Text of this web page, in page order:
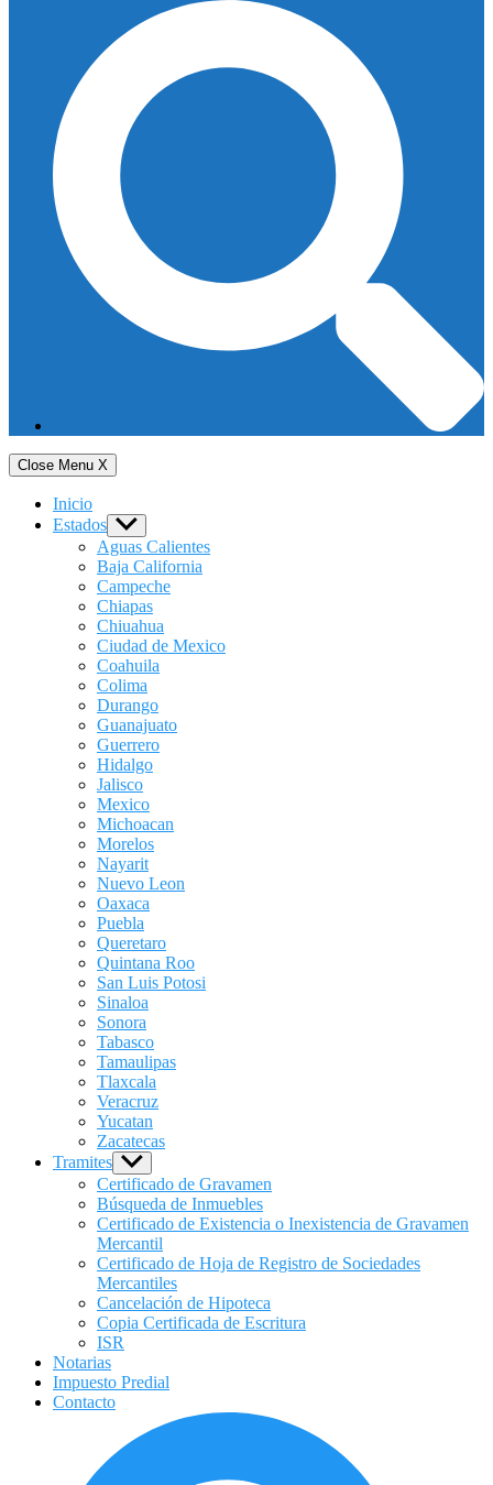
Close Menu X
Inicio
Estados Show
sub
menu
Aguas Calientes
Baja California
Campeche
Chiapas
Chiuahua
Ciudad de Mexico
Coahuila
Colima
Durango
Guanajuato
Guerrero
Hidalgo
Jalisco
Mexico
Michoacan
Morelos
Nayarit
Nuevo Leon
Oaxaca
Puebla
Queretaro
Quintana Roo
San Luis Potosi
Sinaloa
Sonora
Tabasco
Tamaulipas
Tlaxcala
Veracruz
Yucatan
Zacatecas
Tramites Show
sub
menu
Certificado de Gravamen
Búsqueda de Inmuebles
Certificado de Existencia o Inexistencia de Gravamen
Mercantil
Certificado de Hoja de Registro de Sociedades
Mercantiles
Cancelación de Hipoteca
Copia Certificada de Escritura
ISR
Notarias
Impuesto Predial
Contacto